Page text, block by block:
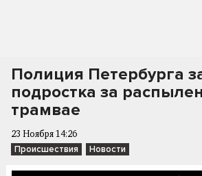
Полиция Петербурга
подростка за
трамвае
23 Ноября 14:26
Происшествия Новости